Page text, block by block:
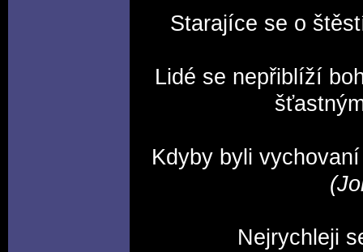
Starajíce se o
Lidé se nepřiblíží
Kdyby byli
Nejrychleji